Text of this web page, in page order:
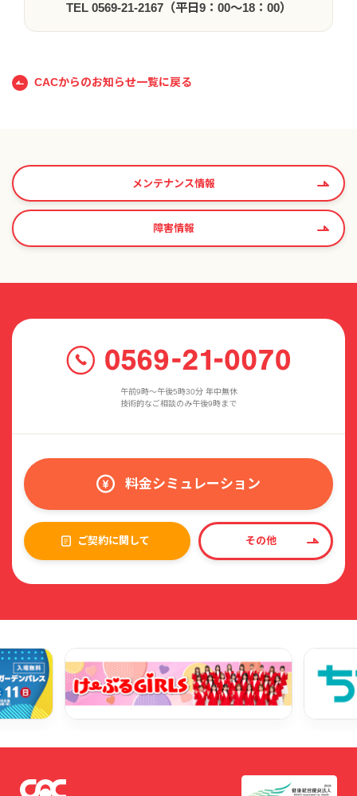
TEL 0569-21-2167（平日9：00～18：00）
CACからのお知らせ一覧に戻る
メンテナンス情報
障害情報
午前9時〜午後5時30分 年中無休
技術的なご相談のみ午後9時まで
料金シミュレーション
ご契約に関して その他